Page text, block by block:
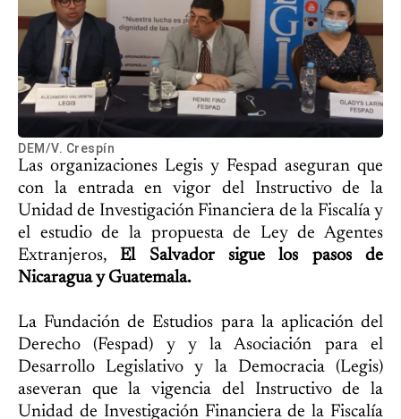
DEM/V. Crespín
Las organizaciones Legis y Fespad aseguran que
con la entrada en vigor del Instructivo de la
Unidad de Investigación Financiera de la Fiscalía y
el estudio de la propuesta de Ley de Agentes
Extranjeros,El Salvador sigue los pasos de
Nicaragua y Guatemala.
La Fundación de Estudios para la aplicación del
Derecho (Fespad) y y la Asociación para el
Desarrollo Legislativo y la Democracia (Legis)
aseveran que la vigencia del Instructivo de la
Unidad de Investigación Financiera de la Fiscalía